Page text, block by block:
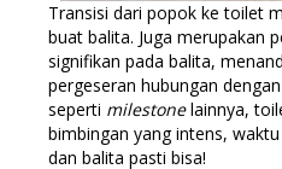
Transisi dari popok ke toilet
buat balita. Juga merupakan
signifikan pada balita,
pergeseran hubungan
seperti milestonelainnya,
bimbingan yang intens,
dan balita pasti bisa!